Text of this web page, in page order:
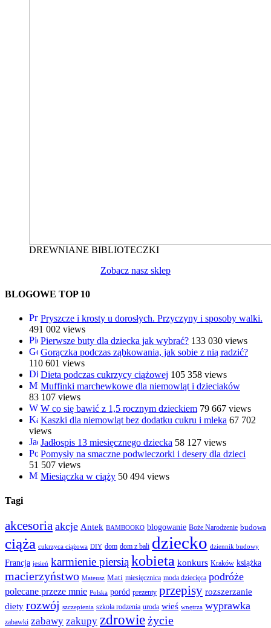
DREWNIANE BIBLIOTECZKI
Zobacz nasz sklep
BLOGOWE TOP 10
Pryszcze i krosty u dorosłych. Przyczyny i sposoby walki.
491 002 views
Pierwsze buty dla dziecka jak wybrać? 133 030 views
Gorączka podczas ząbkowania, jak sobie z nią radzić?
110 601 views
Dieta podczas cukrzycy ciążowej 105 358 views
Muffinki marchewkowe dla niemowląt i dzieciaków
83 107 views
W co się bawić z 1,5 rocznym dzieckiem 79 667 views
Kaszki dla niemowląt bez dodatku cukru i mleka 67 702
views
Jadłospis 13 miesięcznego dziecka 58 127 views
Pomysły na smaczne podwieczorki i desery dla dzieci
51 507 views
Miesiączka w ciąży 50 494 views
Tagi
akcesoria akcje Antek BAMBOOKO blogowanie Boże Narodzenie budowa
ciąża cukrzyca ciążowa DIY dom dom z bali dziecko dziennik budowy
Francja jesień karmienie piersiąkobieta konkurs Kraków książka
macierzyństwo Mateusz Mati miesięcznica moda dziecięca podróże
polecane przeze mnie Polska poród prezenty przepisy rozszerzanie
diety rozwój szczepienia szkoła rodzenia uroda wieś wnętrza wyprawka
zabawki zabawy zakupy zdrowieżycie